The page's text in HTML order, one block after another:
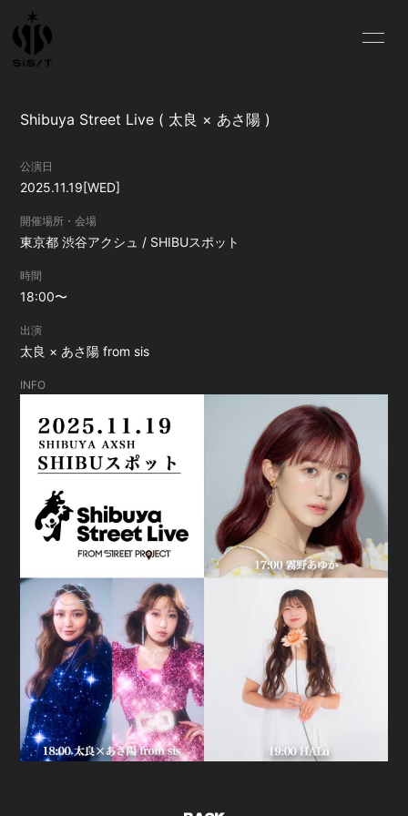
SCHEDULE PROFILE
VIDEO
CONTACT
Shibuya Street Live ( 太良 × あさ陽 )
公演日
2025.11.19[WED]
開催場所・会場
東京都渋谷アクシュ / SHIBUスポット
時間
18:00〜
出演
太良 × あさ陽 from sis
INFO